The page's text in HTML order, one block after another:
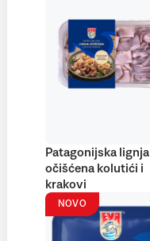
Patagonijska lignja
očišćena kolutići i
krakovi
NOVO